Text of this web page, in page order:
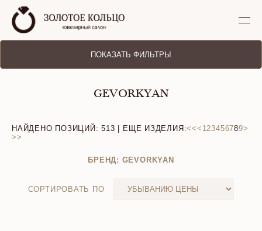
GEVORKYAN
ПОКАЗАТЬ ФИЛЬТРЫ
НАЙДЕНО ПОЗИЦИЙ:513 | ЕЩЕ ИЗДЕЛИЯ:<<< 123456789>
>>
БРЕНД: GEVORKYAN
СОРТИРОВАТЬ ПО